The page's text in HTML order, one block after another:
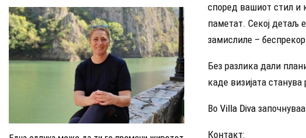
според вашиот стил и
паметат. Секој детаљ
замислиле –
Без разлика дали
каде визијата
Во Villa Diva
Контакт: